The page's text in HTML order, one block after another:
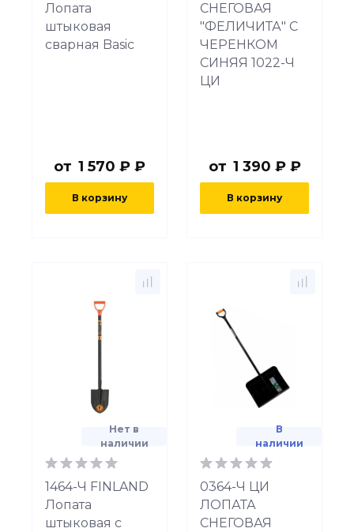
Лопата
штыковая
сварная Basic
от 1 570 ₽ ₽
В корзину
СНЕГОВАЯ
"ФЕЛИЧИТА" С
ЧЕРЕНКОМ
СИНЯЯ 1022-Ч
ЦИ
от 1 390 ₽ ₽
В корзину
Нет в
наличии
1464-Ч FINLAND
Лопата
штыковая с
В
наличии
0364-Ч ЦИ
ЛОПАТА
СНЕГОВАЯ